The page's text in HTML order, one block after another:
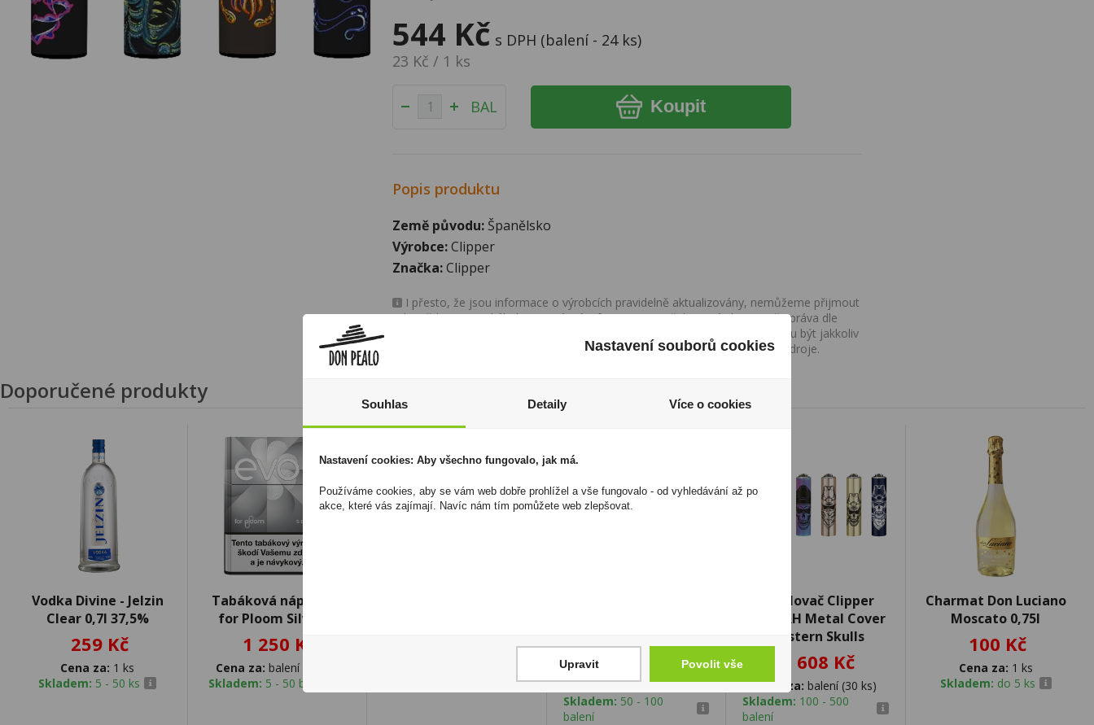
544 Kč s DPH (balení - 24 ks)
23 Kč / 1 ks
BAL Koupit
Popis produktu
Země původu: Španělsko
Výrobce:Clipper
Značka:Clipper
I přesto, že jsou informace o výrobcích pravidelně aktualizovány, nemůžeme přijmout
odpovědnost za jakékoliv nesprávné informace. To však nemá vliv na Vaše práva dle
zákona. Tyto informace jsou podávány pouze pro osobní použití a nemohou být jakkoliv
kopírovány bez předchozího souhlasu DonPealo ani bez řádného uvedení zdroje.
Doporučené produkty
Vodka Divine - Jelzin
Clear 0,7l 37,5%
259 Kč
Cena za: 1 ks
Skladem: 5 - 50 ks
Tabáková náplň Evo
for Ploom Silver U
1 250 Kč
Cena za: balení (10 ks)
Skladem: 5 - 50 balení Cena za:balení (50 ks)
Skladem: 50 - 100
balení
Zapalovač Clipper
FCP22RH Metal Cover
Western Skulls
1 608 Kč
Cena za: balení (30 ks)
Skladem: 100 - 500
balení
Charmat Don Luciano
Moscato 0,75l
100 Kč
Cena za: 1 ks
Skladem: do 5 ks
Nastavení souborů cookies
Souhlas Detaily Více o cookies
Nastavení cookies: Aby všechno fungovalo, jak má.
Používáme cookies, aby se vám web dobře prohlížel a vše fungovalo - od vyhledávání až po
akce, které vás zajímají. Navíc nám tím pomůžete web zlepšovat.
Upravit Povolit vše